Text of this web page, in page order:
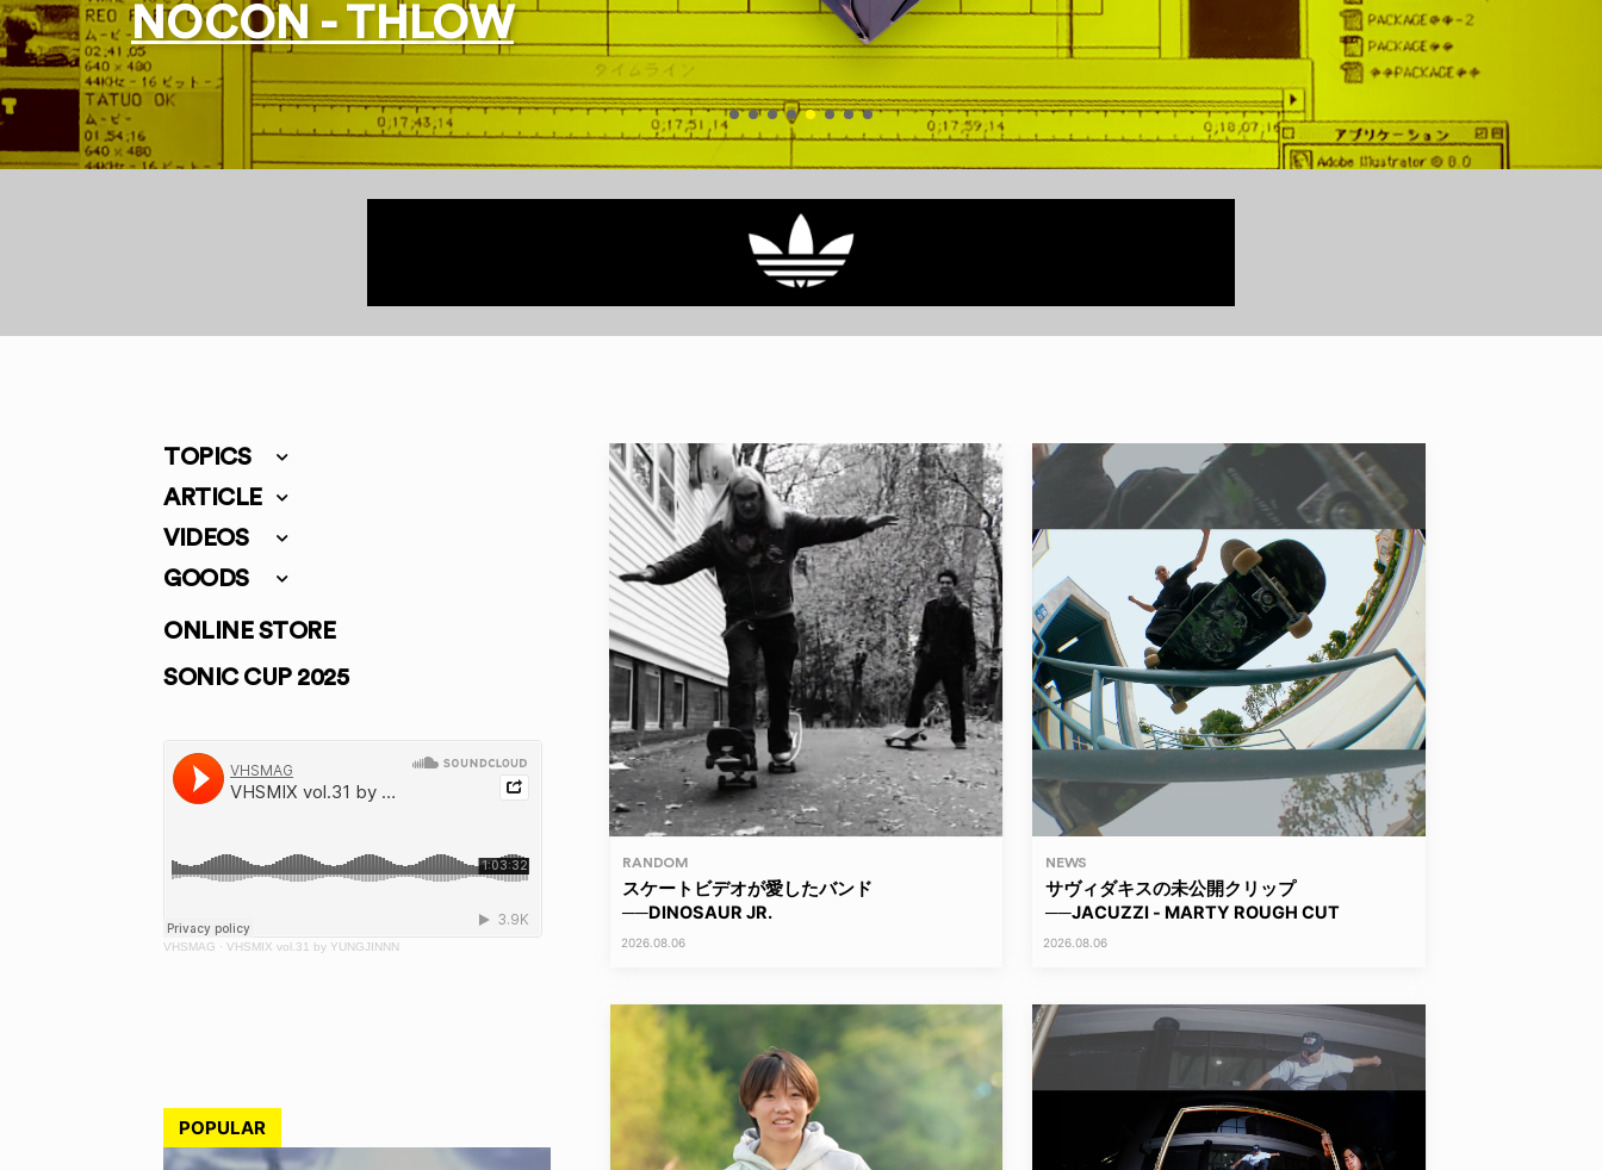
NEW BALANCE NUMERIC - 340
TOPICS
ARTICLE
VIDEOS
GOODS
ONLINE STORE
SONIC CUP 2025
VHSMAG · VHSMIX vol.31 by YUNGJINNN
POPULAR
RANDOM
スケートビデオが愛したバンド
──DINOSAUR JR.
2026.08.06
NEWS
サヴィダキスの未公開クリップ
──JACUZZI - MARTY ROUGH CUT
2026.08.06